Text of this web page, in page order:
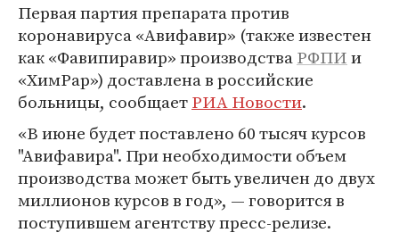
Первая партия препарата против
коронавируса «Авифавир» (также известен
как «Фавипиравир» производстваРФПИи
«ХимРар») доставлена в российские
больницы, сообщаетРИА Новости.
«В июне будет поставлено 60 тысяч курсов
"Авифавира". При необходимости объем
производства может быть увеличен до двух
миллионов курсов в год», — говорится в
поступившем агентству пресс-релизе.